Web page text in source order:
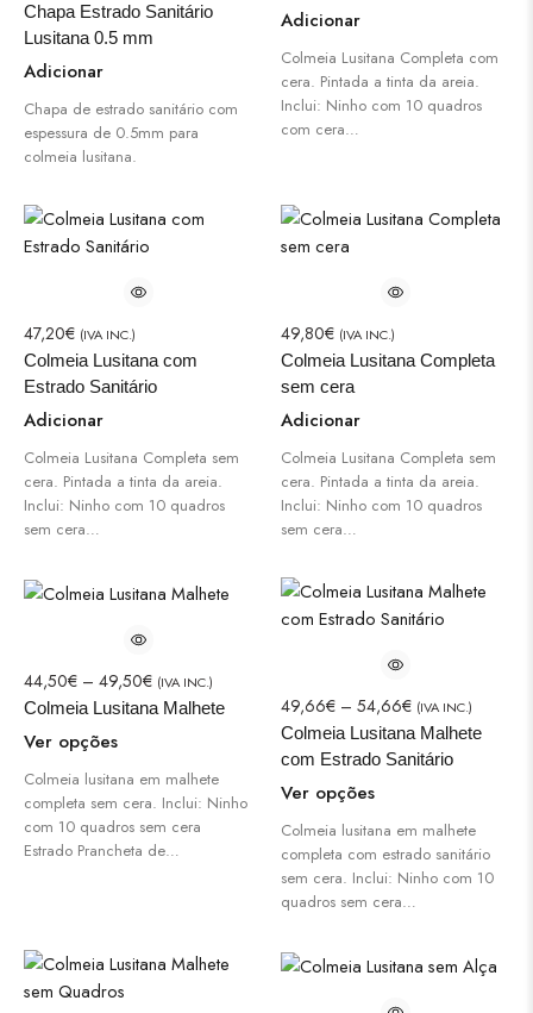
Chapa Estrado Sanitário
Lusitana 0.5 mm
Adicionar
Chapa de estrado sanitário com
espessura de 0.5mm para
colmeia lusitana.
Adicionar
Colmeia Lusitana Completa com
cera. Pintada a tinta da areia.
Inclui: Ninho com 10 quadros
com cera…
47,20€ (IVA INC.)
Colmeia Lusitana com
Estrado Sanitário
Adicionar
Colmeia Lusitana Completa sem
cera. Pintada a tinta da areia.
Inclui: Ninho com 10 quadros
sem cera…
49,80€ (IVA INC.)
Colmeia Lusitana Completa
sem cera
Adicionar
Colmeia Lusitana Completa sem
cera. Pintada a tinta da areia.
Inclui: Ninho com 10 quadros
sem cera…
44,50€ – 49,50€ (IVA INC.)
Colmeia Lusitana Malhete
Ver opções
Colmeia lusitana em malhete
completa sem cera. Inclui: Ninho
com 10 quadros sem cera
Estrado Prancheta de…
49,66€ – 54,66€ (IVA INC.)
Colmeia Lusitana Malhete
com Estrado Sanitário
Ver opções
Colmeia lusitana em malhete
completa com estrado sanitário
sem cera. Inclui: Ninho com 10
quadros sem cera…